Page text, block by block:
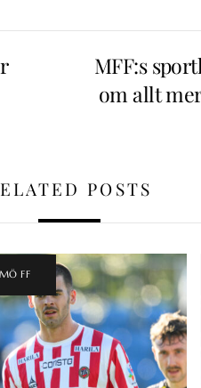
MFF:s
om allt
POSTS
FF